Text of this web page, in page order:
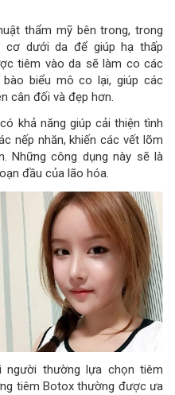
thẩm mỹ bên trong, trong
dưới da để giúp hạ thấp
tiêm vào da sẽ làm co các
biểu mô co lại, giúp các
cân đối và đẹp hơn.
khả năng giúp cải thiện tình
nếp nhăn, khiến các vết lõm
Những công dụng này sẽ là
đầu của lão hóa.
thường lựa chọn tiêm
tiêm Botox thường được ưa